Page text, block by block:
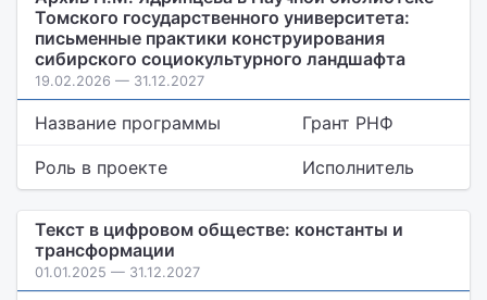
Томского государственного университета:
письменные практики конструирования
сибирского социокультурного ландшафта
19.02.2026 — 31.12.2027
Название программы Грант РНФ
Роль в проекте Исполнитель
Текст в цифровом обществе: константы и
трансформации
01.01.2025 — 31.12.2027